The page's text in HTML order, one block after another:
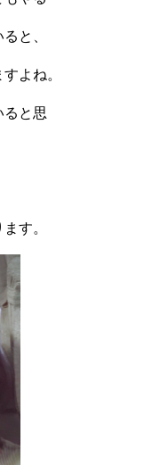
と、
よね。
ると思
す。